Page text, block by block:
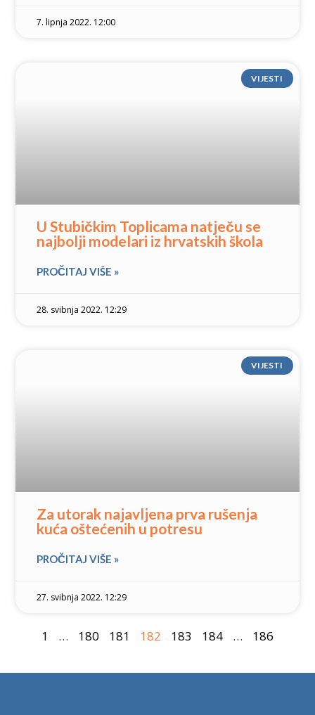
7. lipnja 2022. 12:00
VIJESTI
U Stubičkim Toplicama natječu se
najbolji modelari iz hrvatskih škola
PROČITAJ VIŠE »
28. svibnja 2022. 12:29
VIJESTI
Za utorak najavljena prva rušenja
kuća oštećenih u potresu
PROČITAJ VIŠE »
27. svibnja 2022. 12:29
1 … 180 181 182 183 184 … 186